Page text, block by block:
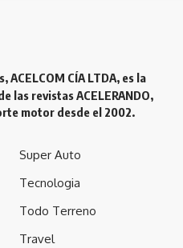
ACELCOM CÍA LTDA, es la
las revistas ACELERANDO,
motor desde el 2002.
Super Auto
Tecnologia
Todo Terreno
Travel